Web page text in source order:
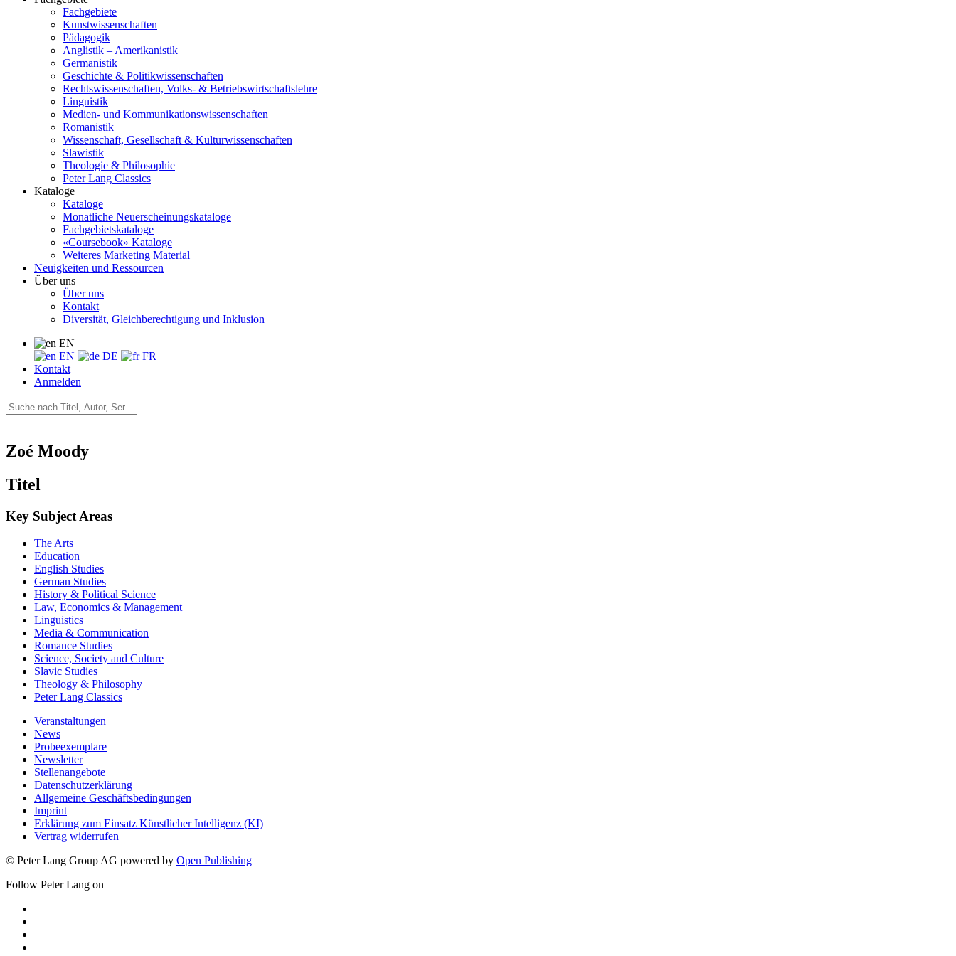
Fachgebiete
Kunstwissenschaften
Pädagogik
Anglistik – Amerikanistik
Germanistik
Geschichte & Politikwissenschaften
Rechtswissenschaften, Volks- & Betriebswirtschaftslehre
Linguistik
Medien- und Kommunikationswissenschaften
Romanistik
Wissenschaft, Gesellschaft & Kulturwissenschaften
Slawistik
Theologie & Philosophie
Peter Lang Classics
Kataloge
Kataloge
Monatliche Neuerscheinungskataloge
Fachgebietskataloge
«Coursebook» Kataloge
Weiteres Marketing Material
Neuigkeiten und Ressourcen
Über uns
Über uns
Kontakt
Diversität, Gleichberechtigung und Inklusion
EN
EN
DE
FR
Kontakt
Anmelden
Zoé Moody
Titel
Key Subject Areas
The Arts
Education
English Studies
German Studies
History & Political Science
Law, Economics & Management
Linguistics
Media & Communication
Romance Studies
Science, Society and Culture
Slavic Studies
Theology & Philosophy
Peter Lang Classics
Veranstaltungen
News
Probeexemplare
Newsletter
Stellenangebote
Datenschutzerklärung
Allgemeine Geschäftsbedingungen
Imprint
Erklärung zum Einsatz Künstlicher Intelligenz (KI)
Vertrag widerrufen
© Peter Lang Group AG powered by Open Publishing
Follow Peter Lang on